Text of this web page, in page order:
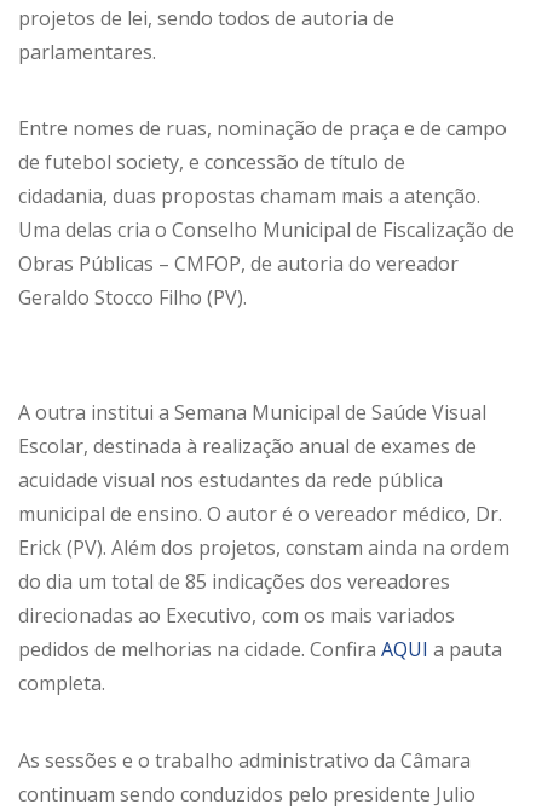
projetos de lei, sendo todos de autoria de
parlamentares.
Entre nomes de ruas, nominação de praça e de campo
de futebol society, e concessão de título de
cidadania, duas propostas chamam mais a atenção.
Uma delas cria o Conselho Municipal de Fiscalização de
Obras Públicas – CMFOP, de autoria do vereador
Geraldo Stocco Filho (PV).
A outra institui a Semana Municipal de Saúde Visual
Escolar, destinada à realização anual de exames de
acuidade visual nos estudantes da rede pública
municipal de ensino. O autor é o vereador médico, Dr.
Erick (PV). Além dos projetos, constam ainda na ordem
do dia um total de 85 indicações dos vereadores
direcionadas ao Executivo, com os mais variados
pedidos de melhorias na cidade. Confira AQUI a pauta
completa.
As sessões e o trabalho administrativo da Câmara
continuam sendo conduzidos pelo presidente Julio